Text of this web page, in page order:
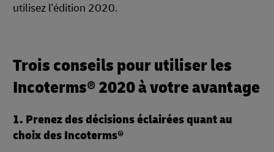
utilisez l'édition 2020.
Trois conseils pour utiliser les
Incoterms® 2020 à votre avantage
1. Prenez des décisions éclairées quant au
choix des Incoterms®